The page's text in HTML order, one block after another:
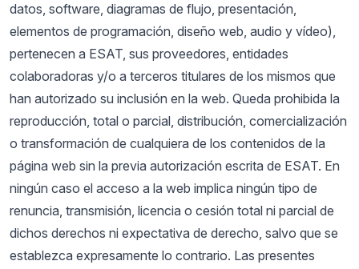
datos, software, diagramas de flujo, presentación,
elementos de programación, diseño web, audio y vídeo),
pertenecen a ESAT, sus proveedores, entidades
colaboradoras y/o a terceros titulares de los mismos que
han autorizado su inclusión en la web. Queda prohibida la
reproducción, total o parcial, distribución, comercialización
o transformación de cualquiera de los contenidos de la
página web sin la previa autorización escrita de ESAT. En
ningún caso el acceso a la web implica ningún tipo de
renuncia, transmisión, licencia o cesión total ni parcial de
dichos derechos ni expectativa de derecho, salvo que se
establezca expresamente lo contrario. Las presentes